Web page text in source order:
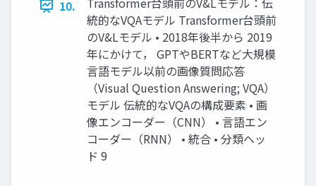
10.
統的なVQAモデル Transformer台頭前
のV&Lモデル • 2018年後半から 2019
年にかけて， GPTやBERTなど大規模
言語モデル以前の画像質問応答
（Visual Question Answering; VQA）
モデル 伝統的なVQAの構成要素 • 画
像エンコーダー（CNN） • 言語エン
コーダー（RNN） • 統合 • 分類ヘッ
ド 9